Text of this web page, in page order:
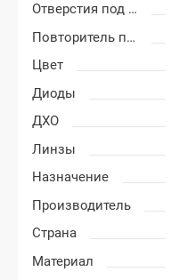
Отверстия под парктроник
Повторитель поворотника
Цвет
Диоды
ДХО
Линзы
Назначение
Производитель
Страна
Материал